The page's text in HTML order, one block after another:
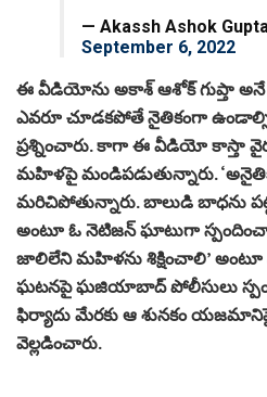
— Akassh Ashok
September 6, 2022
ఈ వీడియోను అకాశ్‌ ఆశోక్‌ గుప్తా అనే
ఎవరూ చూడకపోతే నైతికంగా
ప్రశ్నించారు. కాగా ఈ వీడియో కాస్తా
మహిళపై మండిపడుతున్నారు.
మరిచిపోతున్నారు. బాలుడి బాధను
అంటూ ఓ నెటిజన్‌ ఘాటుగా
జాలిలేని మహిళను శిక్షించాలి’ అంటూ
ఘటనపై ఘజియాబాద్‌ పోలీసులు
ఫిర్యాదు మేరకు ఆ శునకం
వెల్లడించారు.